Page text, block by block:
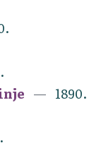
1890.